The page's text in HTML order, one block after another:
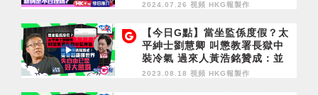
2024.07.26 視頻 HKG報製作
【今日G點】當坐監係度假？太
平紳士劉慧卿 叫懲教署長獄中
裝冷氣 過來人黃浩銘贊成：並
非倡議嘆世界 失自由已是好大
2023.08.18 視頻 HKG報製作